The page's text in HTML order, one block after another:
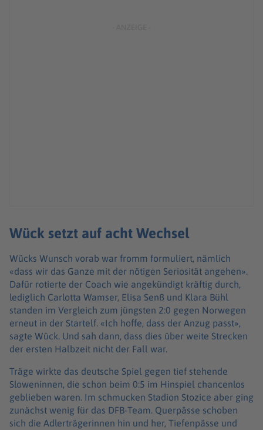
Wück setzt auf acht Wechsel
Wücks Wunsch vorab war fromm formuliert, nämlich
«dass wir das Ganze mit der nötigen Seriosität angehen».
Dafür rotierte der Coach wie angekündigt kräftig durch,
lediglich Carlotta Wamser, Elisa Senß und Klara Bühl
standen im Vergleich zum jüngsten 2:0 gegen Norwegen
erneut in der Startelf. «Ich hoffe, dass der Anzug passt»,
sagte Wück. Und sah dann, dass dies über weite Strecken
der ersten Halbzeit nicht der Fall war.
Träge wirkte das deutsche Spiel gegen tief stehende
Sloweninnen, die schon beim 0:5 im Hinspiel chancenlos
geblieben waren. Im schmucken Stadion Stozice aber ging
zunächst wenig für das DFB-Team. Querpässe schoben
sich die Adlerträgerinnen hin und her, Tiefenpässe und